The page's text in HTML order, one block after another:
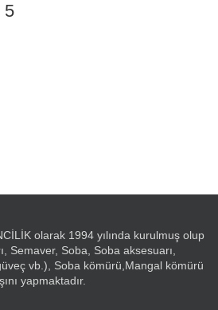
5
olarak 1994 yılında kurulmuş olup
Semaver, Soba, Soba aksesuarı,
vb.), Soba kömürü,Mangal kömürü
yapmaktadır.